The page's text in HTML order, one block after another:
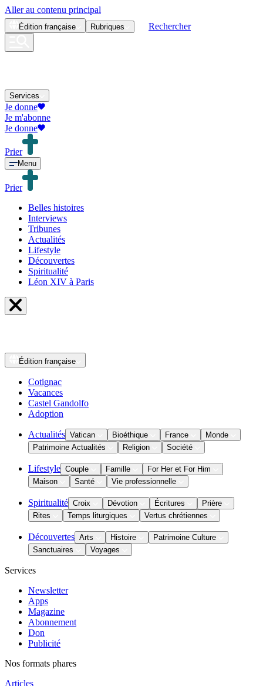
Aller au contenu principal
Édition française Rubriques Rechercher
Services
Je donne
Je m'abonne
Je donne
Prier
Menu
Prier
Belles histoires
Interviews
Tribunes
Actualités
Lifestyle
Découvertes
Spiritualité
Léon XIV à Paris
Édition française
Cotignac
Vacances
Castel Gandolfo
Adoption
Actualités Vatican Bioéthique France
Monde
Patrimoine Actualités
Religion Société
Lifestyle Couple Famille
For Her et For Him
Maison
Santé Vie professionnelle
Spiritualité Croix Dévotion Écritures
Prière
Rites
Temps liturgiques Vertus chrétiennes
Découvertes Arts Histoire
Patrimoine Culture
Sanctuaires
Voyages
Services
Newsletter
Apps
Magazine
Abonnement
Don
Publicité
Nos formats phares
Articles